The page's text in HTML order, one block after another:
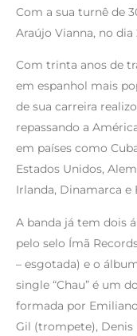
Com a sua turnê de
Araújo Vianna, no
Com trinta anos de
em espanhol mais
de sua carreira
repassando a
em países como
Estados Unidos,
Irlanda, Dinamarca e
A banda já tem dois
pelo selo Ímã
– esgotada) e o
single “Chau” é um
formada por
Gil (trompete),